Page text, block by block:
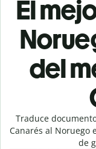
El
del
Traduce
Canarés al Noruego
de